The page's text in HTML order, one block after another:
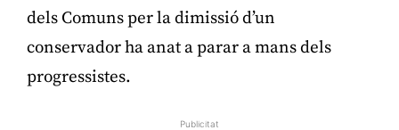
dels Comuns per la dimissió d’un
conservador ha anat a parar a mans dels
progressistes.
Publicitat